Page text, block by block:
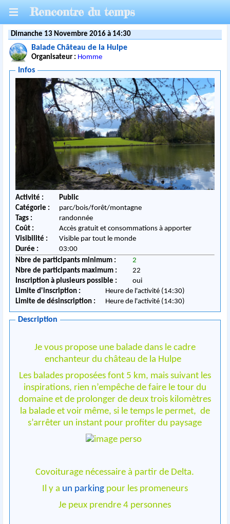
Rencontre du temps
Dimanche 13 Novembre 2016 à 14:30
Balade Château de la Hulpe
Organisateur : Homme
Infos
Activité :
Public
Catégorie :
parc/bois/forêt/montagne
Tags :
randonnée
Coût :
Accès gratuit et consommations à apporter
Visibilité :
Visible par tout le monde
Durée :
03:00
Nbre de participants minimum :
2
Nbre de participants maximum :
22
Inscription à plusieurs possible :
oui
Limite d'inscription :
Heure de l'activité (14:30)
Limite de désinscription :
Heure de l'activité (14:30)
Description
Je vous propose une balade dans le cadre
enchanteur du château de la Hulpe
Les balades proposées font 5 km, mais suivant les
inspirations, rien n’empêche de faire le tour du
domaine et de prolonger de deux trois kilomètres
la balade et voir même, si le temps le permet, de
s’arrêter un instant pour profiter du paysage
Covoiturage nécessaire à partir de Delta.
Il y a un parkingpour les promeneurs
Je peux prendre 4 personnes